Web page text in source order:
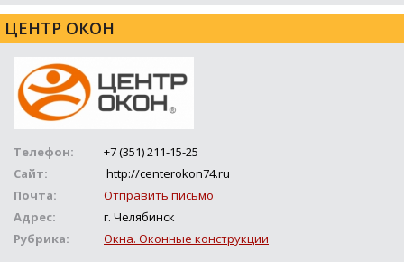
ЦЕНТР ОКОН
Телефон:
+7 (351) 211-15-25
Сайт:
http://centerokon74.ru
Почта:
Отправить письмо
Адрес:
г. Челябинск
Рубрика:
Окна. Оконные конструкции